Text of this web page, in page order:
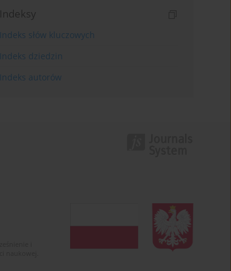
Indeksy
Indeks słów kluczowych
Indeks dziedzin
Indeks autorów